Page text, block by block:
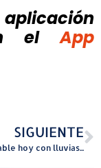
el
App
SIGUIENTE
Tiempo variable hoy con lluvias y calor